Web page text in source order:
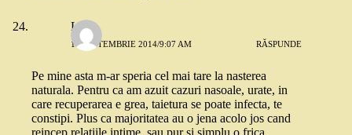
Liz
11 SEPTEMBRIE 2014/9:07 AM RĂSPUNDE
Pe mine asta m-ar speria cel mai tare la nasterea
naturala. Pentru ca am azuit cazuri nasoale, urate, in
care recuperarea e grea, taietura se poate infecta, te
constipi. Plus ca majoritatea au o jena acolo jos cand
reincep relatiile intime, sau pur si simplu o frica